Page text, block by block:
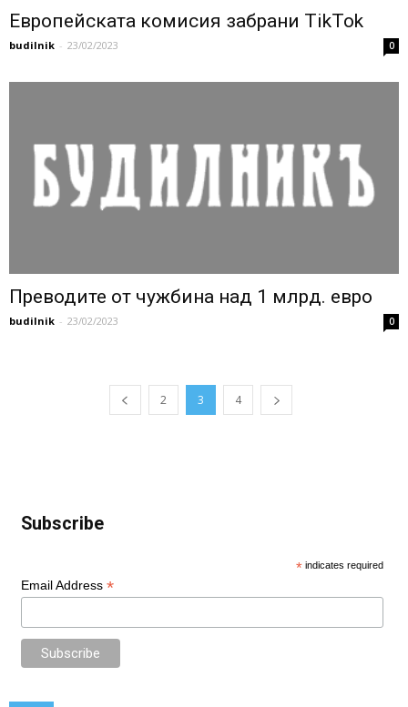
Европейската комисия забрани TikTok
budilnik - 23/02/2023 0
Преводите от чужбина над 1 млрд. евро
budilnik - 23/02/2023 0
2 3 4
Subscribe
* indicates required
Email Address *